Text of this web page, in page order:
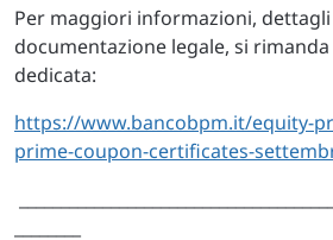
Per maggiori informazioni, dettagli
documentazione legale, si
dedicata:
https://www.bancobpm.it/equity-
prime-coupon-certificates-